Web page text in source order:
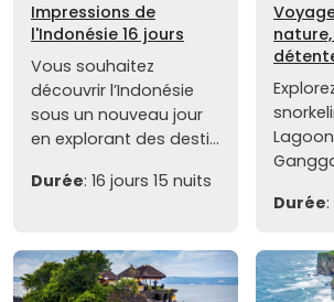
Impressions de
l'Indonésie 16 jours
Vous souhaitez
découvrir l’Indonésie
sous un nouveau jour
en explorant des desti...
Durée: 16 jours 15 nuits
Durée